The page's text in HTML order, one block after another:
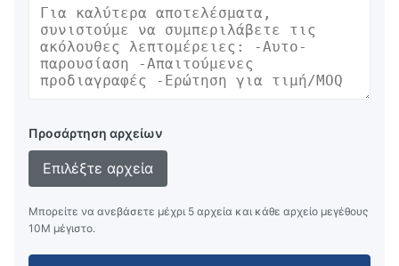
Προσάρτηση αρχείων
Επιλέξτε αρχεία
Μπορείτε να ανεβάσετε μέχρι 5 αρχεία και κάθε αρχείο μεγέθους
10M μέγιστο.